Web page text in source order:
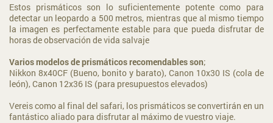
Estos prismáticos son lo suficientemente potente como para
detectar un leopardo a 500 metros, mientras que al mismo tiempo
la imagen es perfectamente estable para que pueda disfrutar de
horas de observación de vida salvaje
Varios modelos de prismáticos recomendables son;
Nikkon 8x40CF (Bueno, bonito y barato), Canon 10x30 IS (cola de
león), Canon 12x36 IS (para presupuestos elevados)
Vereis como al final del safari, los prismáticos se convertirán en un
fantástico aliado para disfrutar al máximo de vuestro viaje.